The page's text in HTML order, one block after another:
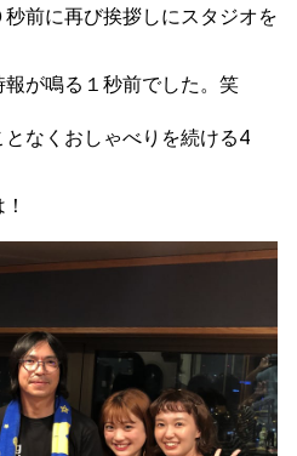
前に再び挨拶しにスタジオを
が鳴る１秒前でした。笑
なくおしゃべりを続ける4